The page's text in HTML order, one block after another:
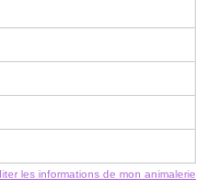
les informations de mon animalerie